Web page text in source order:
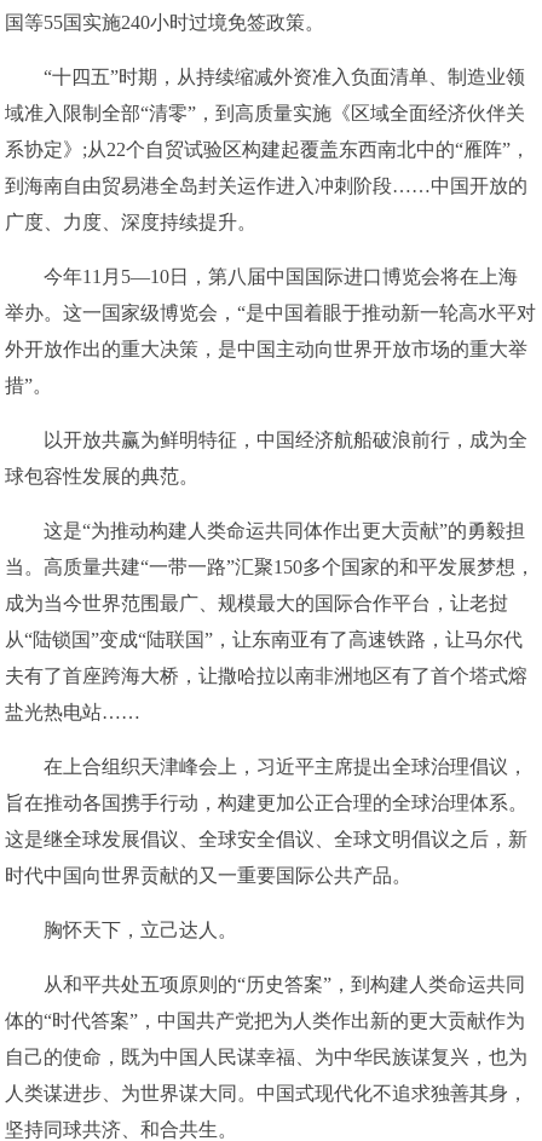
国等55国实施240小时过境免签政策。
“十四五”时期，从持续缩减外资准入负面清单、制造业领
域准入限制全部“清零”，到高质量实施《区域全面经济伙伴关
系协定》;从22个自贸试验区构建起覆盖东西南北中的“雁阵”，
到海南自由贸易港全岛封关运作进入冲刺阶段……中国开放的
广度、力度、深度持续提升。
今年11月5—10日，第八届中国国际进口博览会将在上海
举办。这一国家级博览会，“是中国着眼于推动新一轮高水平对
外开放作出的重大决策，是中国主动向世界开放市场的重大举
措”。
以开放共赢为鲜明特征，中国经济航船破浪前行，成为全
球包容性发展的典范。
这是“为推动构建人类命运共同体作出更大贡献”的勇毅担
当。高质量共建“一带一路”汇聚150多个国家的和平发展梦想，
成为当今世界范围最广、规模最大的国际合作平台，让老挝
从“陆锁国”变成“陆联国”，让东南亚有了高速铁路，让马尔代
夫有了首座跨海大桥，让撒哈拉以南非洲地区有了首个塔式熔
盐光热电站……
在上合组织天津峰会上，习近平主席提出全球治理倡议，
旨在推动各国携手行动，构建更加公正合理的全球治理体系。
这是继全球发展倡议、全球安全倡议、全球文明倡议之后，新
时代中国向世界贡献的又一重要国际公共产品。
胸怀天下，立己达人。
从和平共处五项原则的“历史答案”，到构建人类命运共同
体的“时代答案”，中国共产党把为人类作出新的更大贡献作为
自己的使命，既为中国人民谋幸福、为中华民族谋复兴，也为
人类谋进步、为世界谋大同。中国式现代化不追求独善其身，
坚持同球共济、和合共生。